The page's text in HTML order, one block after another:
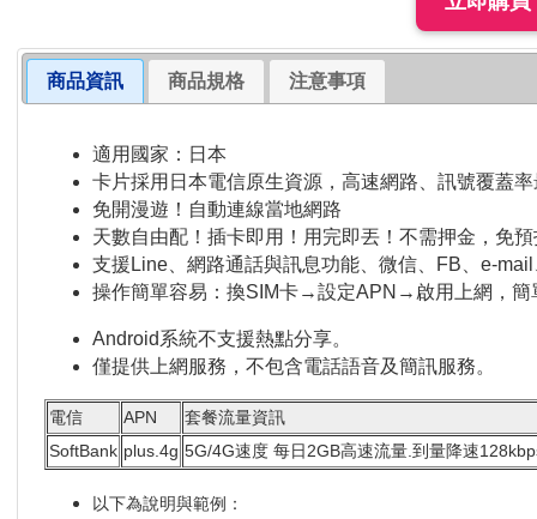
商品資訊 商品規格 注意事項
適用國家：日本
卡片採用日本電信原生資源，高速網路、訊號覆蓋
免開漫遊！自動連線當地網路
天數自由配！插卡即用！用完即丟！不需押金，免
支援Line、網路通話與訊息功能、微信、FB、e-
操作簡單容易：換SIM卡→設定APN→啟用上網，簡
Android系統不支援熱點分享。
僅提供上網服務，不包含電話語音及簡訊服務。
電信 APN
套餐流量資訊
SoftBank plus.4g 5G/4G速度 每日2GB高速流量.到量降速
以下為說明與範例：